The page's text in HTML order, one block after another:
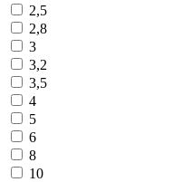
2,5
2,8
3
3,2
3,5
4
5
6
8
10